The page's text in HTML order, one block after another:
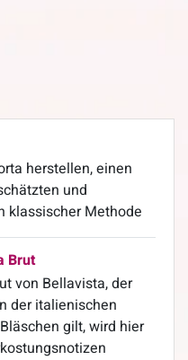
herstellen, einen
und
klassischer Methode
Brut
von Bellavista, der
der italienischen
gilt, wird hier